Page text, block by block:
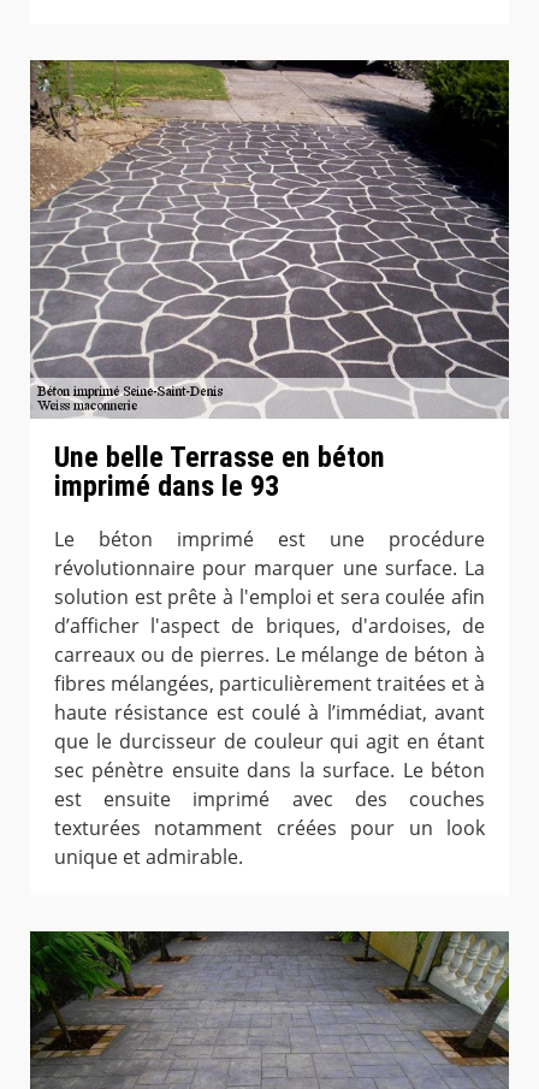
Une belle Terrasse en béton
imprimé dans le 93
Le béton imprimé est une procédure
révolutionnaire pour marquer une surface. La
solution est prête à l'emploi et sera coulée afin
d’afficher l'aspect de briques, d'ardoises, de
carreaux ou de pierres. Le mélange de béton à
fibres mélangées, particulièrement traitées et à
haute résistance est coulé à l’immédiat, avant
que le durcisseur de couleur qui agit en étant
sec pénètre ensuite dans la surface. Le béton
est ensuite imprimé avec des couches
texturées notamment créées pour un look
unique et admirable.